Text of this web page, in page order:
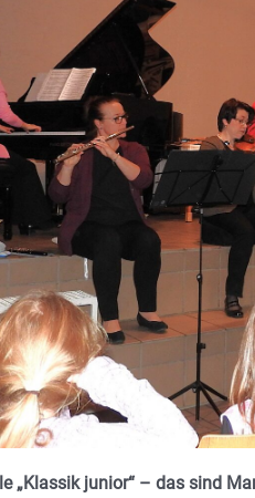
„Klassik junior“ – das sind